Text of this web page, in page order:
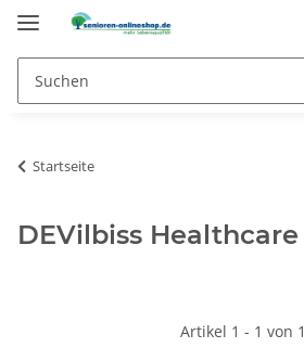
Startseite
DEVilbiss Healthcare
Artikel 1 - 1 von 1